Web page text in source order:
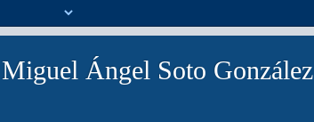
Miguel Ángel Soto González